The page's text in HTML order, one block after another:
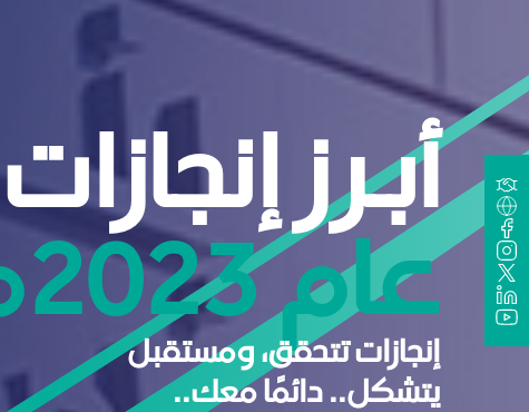
أبـرز إنجازات
عام2023م
إنجازاتتتحقق،ومستقبل
يتشكل..دائمًامعك..